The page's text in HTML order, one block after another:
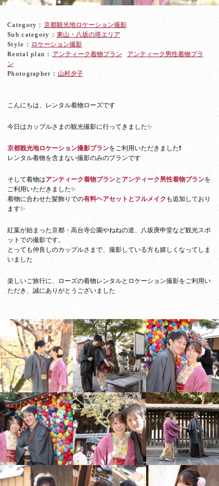
に
ー
で
Category： 京都観光地ロケーション撮影
Sub category： 東山・八坂の塔エリア
Style： ロケーション撮影
Rental plan： アンティーク着物プラン
アンティーク男性着物プラ
ン
Photographer： 山村夕子
こんにちは、レンタル着物ローズです
今日はカップルさまの観光撮影に行ってきました✨
京都観光地ロケーション撮影プランをご利用いただきました❗
レンタル着物を含まない撮影のみのプランです
そして着物はアンティーク着物プランと アンティーク男性着物プランを
ご利用いただきました✨
着物に合わせた髪飾りでの有料ヘアセットとフルメイクも追加しており
ます✨
紅葉が始まった京都・高台寺公園やねねの道、八坂庚申堂など観光スポ
ットでの撮影です。
とっても仲良しのカップルさまで、撮影している方も嬉しくなってしま
いました
楽しいご旅行に、ローズの着物レンタルとロケーション撮影をご利用い
ただき、誠にありがとうございました